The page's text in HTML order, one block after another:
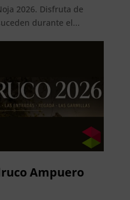
2026. Disfruta de
durante el...
Ampuero